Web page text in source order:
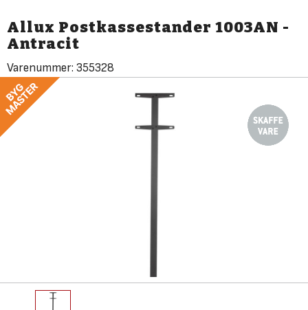
Allux Postkassestander 1003AN -
Antracit
Varenummer: 355328